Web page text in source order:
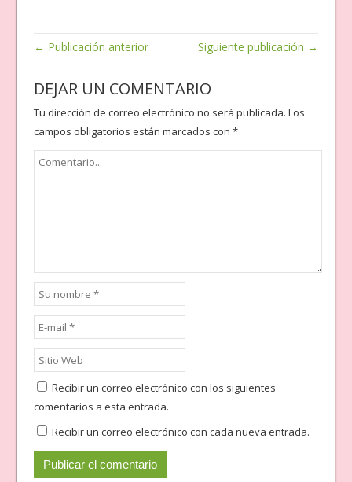
← Publicación anterior Siguiente publicación →
DEJAR UN COMENTARIO
Tu dirección de correo electrónico no será publicada. Los
campos obligatorios están marcados con *
Recibir un correo electrónico con los siguientes
comentarios a esta entrada.
Recibir un correo electrónico con cada nueva entrada.